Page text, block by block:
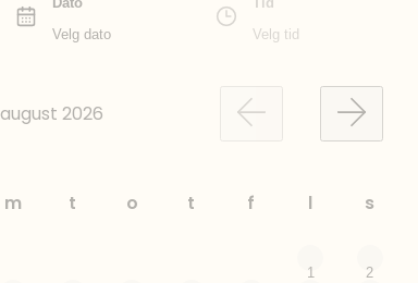
Velg dato
Velg tid
august 2026
m t o t f l s
1 2